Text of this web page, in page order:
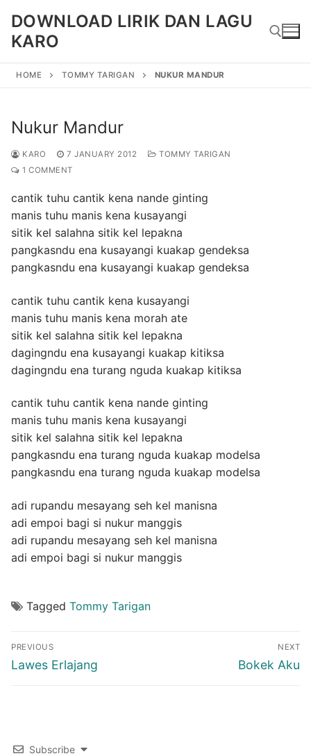
content
DOWNLOAD LIRIK DAN LAGU
KARO
HOME TOMMY TARIGAN NUKUR MANDUR
Nukur Mandur
KARO 7 JANUARY 2012
TOMMY TARIGAN
1 COMMENT
cantik tuhu cantik kena nande ginting
manis tuhu manis kena kusayangi
sitik kel salahna sitik kel lepakna
pangkasndu ena kusayangi kuakap gendeksa
pangkasndu ena kusayangi kuakap gendeksa
cantik tuhu cantik kena kusayangi
manis tuhu manis kena morah ate
sitik kel salahna sitik kel lepakna
dagingndu ena kusayangi kuakap kitiksa
dagingndu ena turang nguda kuakap kitiksa
cantik tuhu cantik kena nande ginting
manis tuhu manis kena kusayangi
sitik kel salahna sitik kel lepakna
pangkasndu ena turang nguda kuakap modelsa
pangkasndu ena turang nguda kuakap modelsa
adi rupandu mesayang seh kel manisna
adi empoi bagi si nukur manggis
adi rupandu mesayang seh kel manisna
adi empoi bagi si nukur manggis
Tagged Tommy Tarigan
Post
navigation
PREVIOUS
Previous
Lawes Erlajang
NEXT
Next
Bokek Aku
Subscribe